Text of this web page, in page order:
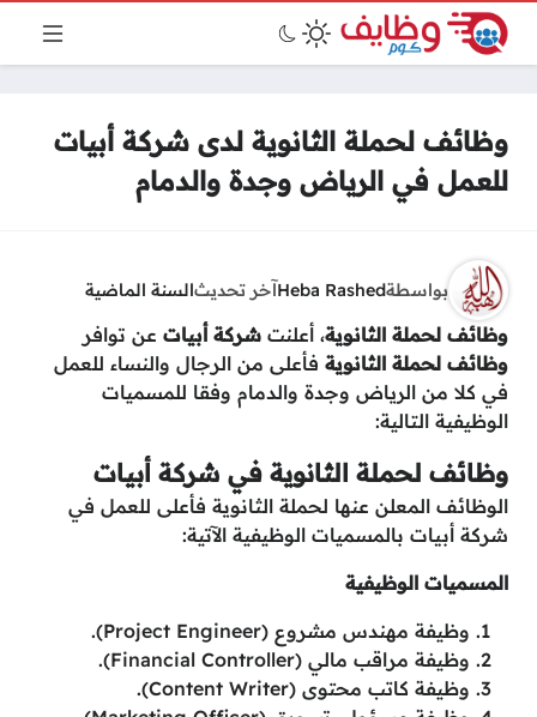
وظائف لحملة الثانوية لدى شركة أبيات
للعمل في الرياض وجدة والدمام
بواسطةHeba Rashedآخر تحديثالسنة الماضية
وظائف لحملة الثانوية، أعلنت شركة أبيات عن توافر
وظائف لحملة الثانوية فأعلى من الرجال والنساء للعمل
في كلا من الرياض وجدة والدمام وفقا للمسميات
الوظيفية التالية:
وظائف لحملة الثانوية في شركة أبيات
الوظائف المعلن عنها لحملة الثانوية فأعلى للعمل في
شركة أبيات بالمسميات الوظيفية الآتية:
المسميات الوظيفية
وظيفة مهندس مشروع (Project Engineer).
وظيفة مراقب مالي (Financial Controller).
وظيفة كاتب محتوى (Content Writer).